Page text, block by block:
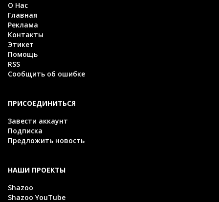
О Нас
Главная
Реклама
Контакты
Этикет
Помощь
RSS
Сообщить об ошибке
ПРИСОЕДИНИТЬСЯ
Завести аккаунт
Подписка
Предложить новость
НАШИ ПРОЕКТЫ
Shazoo
Shazoo YouTube